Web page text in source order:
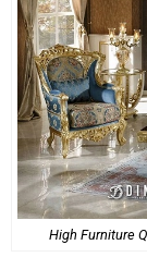
High Furniture